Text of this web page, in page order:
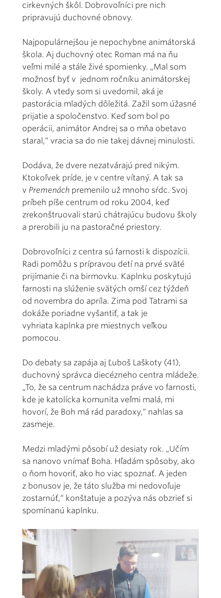
cirkevných škôl. Dobrovoľníci pre nich
pripravujú duchovné obnovy.
Najpopulárnejšou je nepochybne animátorská
škola. Aj duchovný otec Roman má na ňu
veľmi milé a stále živé spomienky. „Mal som
možnosť byť v jednom ročníku animátorskej
školy. A vtedy som si uvedomil, aká je
pastorácia mladých dôležitá. Zažil som úžasné
prijatie a spoločenstvo. Keď som bol po
operácii, animátor Andrej sa o mňa obetavo
staral,“ vracia sa do nie takej dávnej minulosti.
Dodáva, že dvere nezatvárajú pred nikým.
Ktokoľvek príde, je v centre vítaný. A tak sa
v Premenách premenilo už mnoho sŕdc. Svoj
príbeh píše centrum od roku 2004, keď
zrekonštruovali starú chátrajúcu budovu školy
a prerobili ju na pastoračné priestory.
Dobrovoľníci z centra sú farnosti k dispozícii.
Radi pomôžu s prípravou detí na prvé sväté
prijímanie či na birmovku. Kaplnku poskytujú
farnosti na slúženie svätých omší cez týždeň
od novembra do apríla. Zima pod Tatrami sa
dokáže poriadne vyšantiť, a tak je
vyhriata kaplnka pre miestnych veľkou
pomocou.
Do debaty sa zapája aj Ľuboš Laškoty (41),
duchovný správca diecézneho centra mládeže.
„To, že sa centrum nachádza práve vo farnosti,
kde je katolícka komunita veľmi malá, mi
hovorí, že Boh má rád paradoxy,“ nahlas sa
zasmeje.
Medzi mladými pôsobí už desiaty rok. „Učím
sa nanovo vnímať Boha. Hľadám spôsoby, ako
o ňom hovoriť, ako ho viac spoznať. A jeden
z bonusov je, že táto služba mi nedovoľuje
zostarnúť,“ konštatuje a pozýva nás obzrieť si
spomínanú kaplnku.